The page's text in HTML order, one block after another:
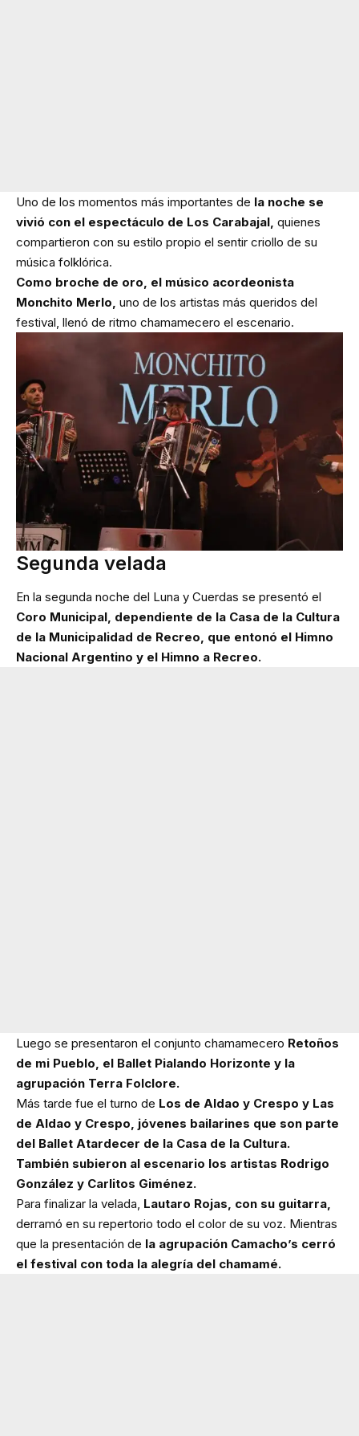
Uno de los momentos más importantes de la noche se
vivió con el espectáculo de Los Carabajal, quienes
compartieron con su estilo propio el sentir criollo de su
música folklórica.
Como broche de oro, el músico acordeonista
Monchito Merlo, uno de los artistas más queridos del
festival, llenó de ritmo chamamecero el escenario.
Segunda velada
En la segunda noche del Luna y Cuerdas se presentó el
Coro Municipal, dependiente de la Casa de la Cultura
de la Municipalidad de Recreo, que entonó el Himno
Nacional Argentino y el Himno a Recreo.
Luego se presentaron el conjunto chamamecero Retoños
de mi Pueblo, el Ballet Pialando Horizonte y la
agrupación Terra Folclore.
Más tarde fue el turno de Los de Aldao y Crespo y Las
de Aldao y Crespo, jóvenes bailarines que son parte
del Ballet Atardecer de la Casa de la Cultura.
También subieron al escenario los artistas Rodrigo
González y Carlitos Giménez.
Para finalizar la velada, Lautaro Rojas, con su guitarra,
derramó en su repertorio todo el color de su voz. Mientras
que la presentación de la agrupación Camacho’s cerró
el festival con toda la alegría del chamamé.